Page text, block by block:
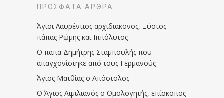
ΠΡΌΣΦΑΤΑ ΆΡΘΡΑ
Άγιοι Λαυρέντιος αρχιδιάκονος, Ξύστος
πάπας Ρώμης και Ιππόλυτος
Ο παπα Δημήτρης Σταμπουλής που
απαγχονίστηκε από τους Γερμανούς
Άγιος Ματθίας ο Απόστολος
Ο Άγιος Αιμιλιανός ο Ομολογητής, επίσκοπος